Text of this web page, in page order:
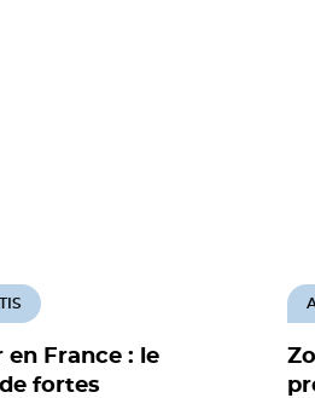
en France : le
fortes